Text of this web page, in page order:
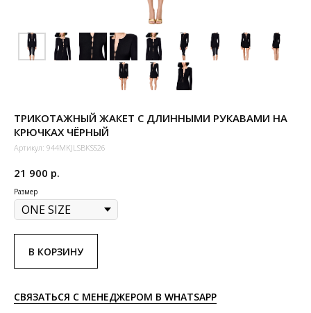
ТРИКОТАЖНЫЙ ЖАКЕТ С ДЛИННЫМИ РУКАВАМИ НА
КРЮЧКАХ ЧЁРНЫЙ
Артикул: 944MKJLSBKSS26
21 900 р.
Размер
В КОРЗИНУ
СВЯЗАТЬСЯ С МЕНЕДЖЕРОМ В WHATSAPP